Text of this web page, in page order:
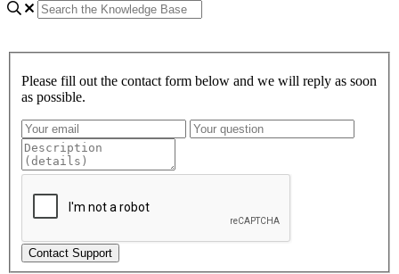
Please fill out the contact form below and we will reply as soon
as possible.
Contact Support